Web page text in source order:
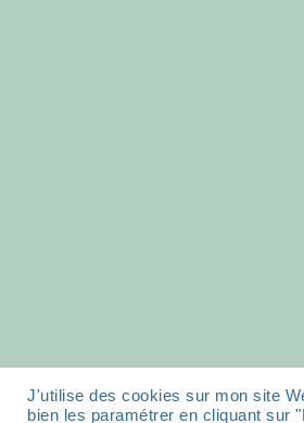
J'utilise des cookies sur mon site
bien les paramétrer en cliquant sur